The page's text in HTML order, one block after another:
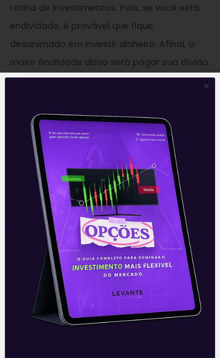
rotina de investimentos. Pois, se você está
endividado, é provável que fique
desanimado em investir dinheiro. Afinal, a
maior finalidade disso será pagar sua dívida.
Muito se fala sobre o quanto uma pessoa
deveria investir mensalmente. O fato é que
não existe um valor certo: o melhor é que se
invista o possível sem comprometer as
outras finalidades do seu dinheiro. Alguns
especialistas falam que, para um investidor
iniciante, uma cota de 10% do rendimento
mensal já é suficiente para manter uma
rotina de investimentos eficiente.
Paciência e resiliência
A última dica não poderia ser mais
perspicaz. É natural que quem invista queira